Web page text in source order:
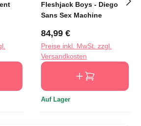
Fleshjack Boys - Diego
Sans Sex Machine
Regulärer Preis:
84,99 €
Preise inkl. MwSt. zzgl.
Versandkosten
Auf Lager